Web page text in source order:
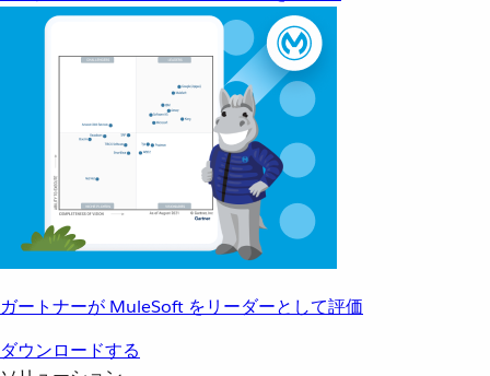
ガートナーが MuleSoft をリーダーとして評価
ダウンロードする